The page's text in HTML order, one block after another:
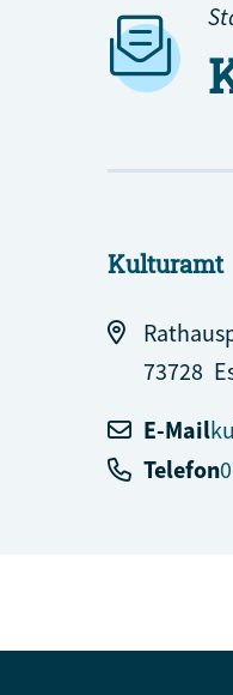
Kulturamt
73728
E-Mail
Telefon